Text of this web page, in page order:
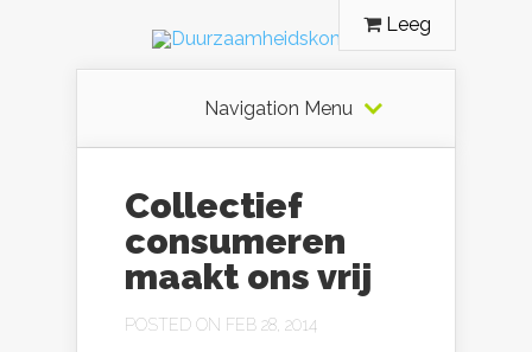
Leeg
Navigation Menu
Collectief
consumeren
maakt ons vrij
POSTED ON FEB 28, 2014